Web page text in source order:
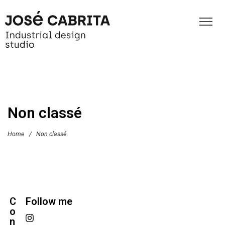
Non classé
Home / Non classé
C
o
n
Follow me